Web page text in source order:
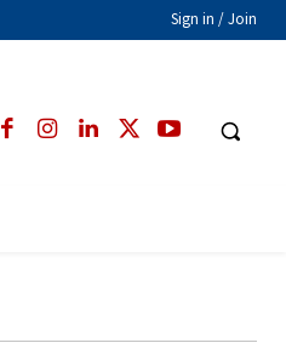
Sign in / Join